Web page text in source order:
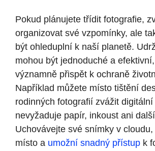
Pokud plánujete třídit fotografie,
organizovat své vzpomínky, ale
být ohleduplní k naší planetě.
mohou být jednoduché a
významně přispět k ochraně
Například můžete místo tištění
rodinných fotografií zvážit
nevyžaduje papír, inkoust ani
Uchovávejte své snímky v
místo a umožní snadný přístup k